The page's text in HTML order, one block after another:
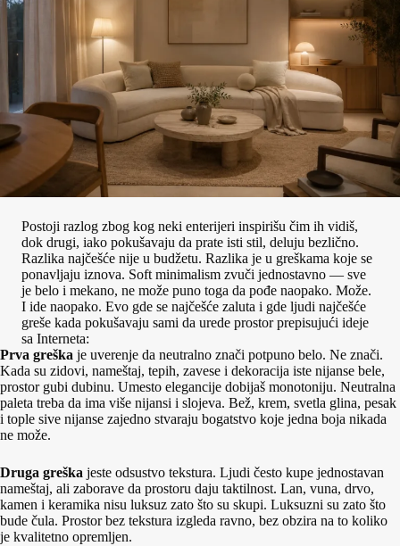
Postoji razlog zbog kog neki enterijeri inspirišu čim ih vidiš,
dok drugi, iako pokušavaju da prate isti stil, deluju bezlično.
Razlika najčešće nije u budžetu. Razlika je u greškama koje se
ponavljaju iznova. Soft minimalism zvuči jednostavno — sve
je belo i mekano, ne može puno toga da pođe naopako. Može.
I ide naopako. Evo gde se najčešće zaluta i gde ljudi najčešće
greše kada pokušavaju sami da urede prostor prepisujući ideje
sa Interneta:
Prva greška je uverenje da neutralno znači potpuno belo. Ne znači.
Kada su zidovi, nameštaj, tepih, zavese i dekoracija iste nijanse bele,
prostor gubi dubinu. Umesto elegancije dobijaš monotoniju. Neutralna
paleta treba da ima više nijansi i slojeva. Bež, krem, svetla glina, pesak
i tople sive nijanse zajedno stvaraju bogatstvo koje jedna boja nikada
ne može.
Druga greška jeste odsustvo tekstura. Ljudi često kupe jednostavan
nameštaj, ali zaborave da prostoru daju taktilnost. Lan, vuna, drvo,
kamen i keramika nisu luksuz zato što su skupi. Luksuzni su zato što
bude čula. Prostor bez tekstura izgleda ravno, bez obzira na to koliko
je kvalitetno opremljen.